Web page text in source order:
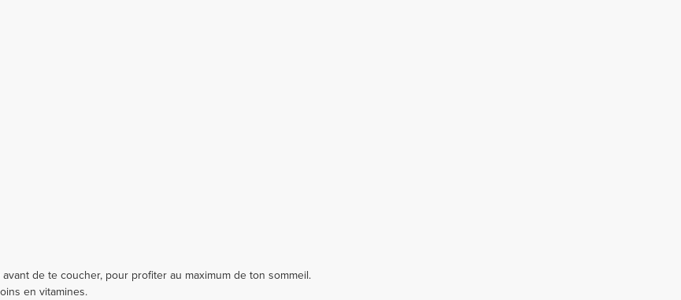
de te coucher, pour profiter au maximum de ton sommeil.
en vitamines.